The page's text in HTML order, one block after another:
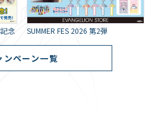
念 SUMMER FES 2026 第2弾
ンペーン一覧